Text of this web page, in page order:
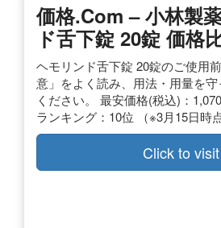
価格.com – 小林製
ド舌下錠 20錠 価格
ヘモリンド舌下錠 20錠のご使用
意」をよく読み、用法・用量を
ください。 最安価格(税込)：
ランキング：10位 （※3月15日時点
Click to visit